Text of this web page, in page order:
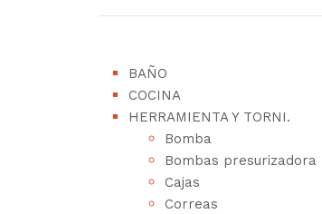
BAÑO
COCINA
HERRAMIENTA Y TORNI.
Bomba
Bombas presurizadora
Cajas
Correas